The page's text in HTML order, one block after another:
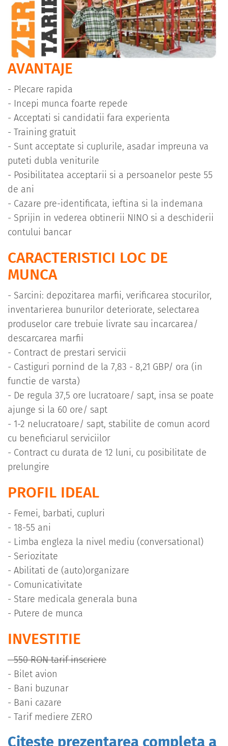
AVANTAJE
- Plecare rapida
- Incepi munca foarte repede
- Acceptati si candidatii fara experienta
- Training gratuit
- Sunt acceptate si cuplurile, asadar impreuna va
puteti dubla veniturile
- Posibilitatea acceptarii si a persoanelor peste 55
de ani
- Cazare pre-identificata, ieftina si la indemana
- Sprijin in vederea obtinerii NINO si a deschiderii
contului bancar
CARACTERISTICI LOC DE
MUNCA
- Sarcini: depozitarea marfii, verificarea stocurilor,
inventarierea bunurilor deteriorate, selectarea
produselor care trebuie livrate sau incarcarea/
descarcarea marfii
- Contract de prestari servicii
- Castiguri pornind de la 7,83 - 8,21 GBP/ ora (in
functie de varsta)
- De regula 37,5 ore lucratoare/ sapt, insa se poate
ajunge si la 60 ore/ sapt
- 1-2 nelucratoare/ sapt, stabilite de comun acord
cu beneficiarul serviciilor
- Contract cu durata de 12 luni, cu posibilitate de
prelungire
PROFIL IDEAL
- Femei, barbati, cupluri
- 18-55 ani
- Limba engleza la nivel mediu (conversational)
- Seriozitate
- Abilitati de (auto)organizare
- Comunicativitate
- Stare medicala generala buna
- Putere de munca
INVESTITIE
- 550 RON tarif inscriere
- Bilet avion
- Bani buzunar
- Bani cazare
- Tarif mediere ZERO
Citeste prezentarea completa a